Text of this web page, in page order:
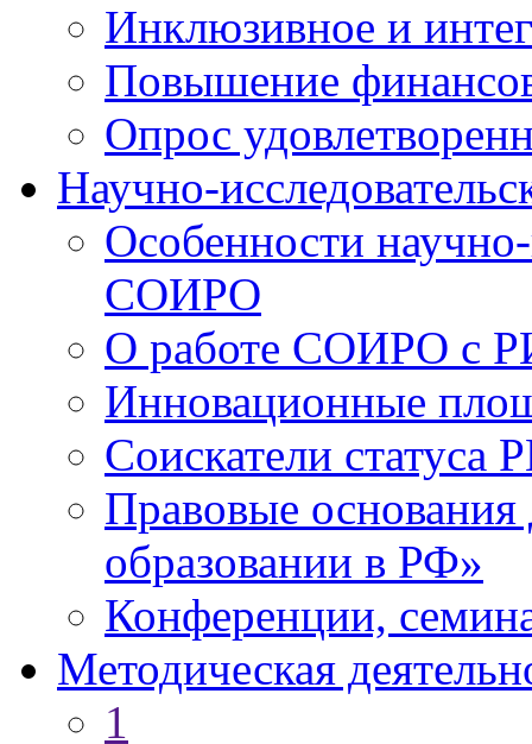
Инклюзивное и
Повышение
Опрос
Научно-
Особенности
СОИРО
О работе СОИРО с
Инновационные
Соискатели статуса
Правовые
образовании в РФ»
Конференции,
Методическая
1